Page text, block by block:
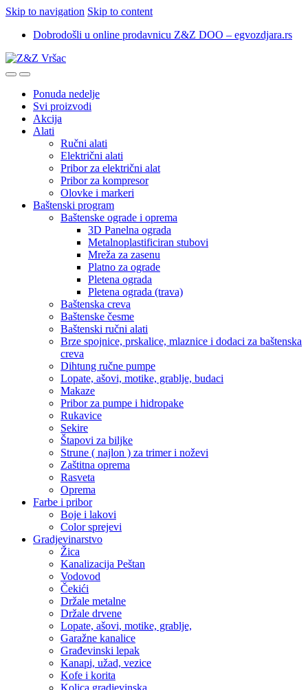
Skip to navigation Skip to content
Dobrodošli u online prodavnicu Z&Z DOO – egvozdjara.rs
Ponuda nedelje
Svi proizvodi
Akcija
Alati
Ručni alati
Električni alati
Pribor za električni alat
Pribor za kompresor
Olovke i markeri
Baštenski program
Baštenske ograde i oprema
3D Panelna ograda
Metalnoplastificiran stubovi
Mreža za zasenu
Platno za ograde
Pletena ograda
Pletena ograda (trava)
Baštenska creva
Baštenske česme
Baštenski ručni alati
Brze spojnice, prskalice, mlaznice i dodaci za baštenska
creva
Dihtung ručne pumpe
Lopate, ašovi, motike, grablje, budaci
Makaze
Pribor za pumpe i hidropake
Rukavice
Sekire
Štapovi za biljke
Strune ( najlon ) za trimer i noževi
Zaštitna oprema
Rasveta
Oprema
Farbe i pribor
Boje i lakovi
Color sprejevi
Gradjevinarstvo
Žica
Kanalizacija Peštan
Vodovod
Čekići
Držale metalne
Držale drvene
Lopate, ašovi, motike, grablje,
Garažne kanalice
Građevinski lepak
Kanapi, užad, vezice
Kofe i korita
Kolica gradjevinska